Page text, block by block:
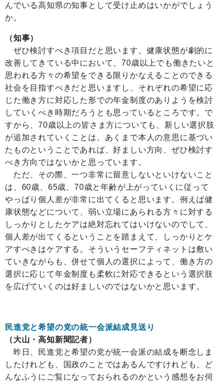
んでいる高知県の知事として受け止めはいかがでしょう
か。
（知事）
ぜひ検討すべき項目だと思います。健康状態が劇的に
改善してきている中において、70歳以上でも働きたいと
思われる方々の希望をできる限りかなえることのできる
社会を目指すべきだと思いますし、それぞれの希望に応
じた働き方に対応した形での年金制度のありようを検討
していくべき時期だろうとも思っているところです。で
すから、70歳以上の皆さま方についても、新しい選択肢
が追加されていくことは、あくまで本人の意思に基づい
たものということであれば、好ましい方向、ぜひ検討す
べき方向ではないかと思っています。
ただ、その際、一つ非常に留意しないといけないこと
は、60歳、65歳、70歳と年齢が上がっていくに従って
やっぱり個人差が非常に出てくると思います。例えば健
康状態などについて、弱い立場にあられる方々に対する
しっかりとしたケアは絶対忘れてはいけないのでして、
個人差が出てくるということを踏まえて、しっかりとケ
アすべきはケアする。そういうセーフティネットは敷い
ていきながらも、併せて個人の選択によって、働き方の
選択に応じて年金制度も柔軟に対応できるという選択肢
を広げていくのは好ましいのではないかと思います。
民進党と希望の党の統一会派結成見送り
（大山・高知新聞記者）
昨日、民進党と希望の党が統一会派の結成を断念しま
したけれども、国政のことではあるんですけれども、ど
んなふうにご覧になっておられるのかという感想をお伺